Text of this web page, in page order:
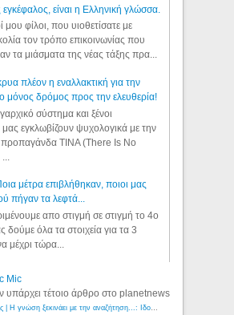
είναι η Ελληνική γλώσσα.
μου φίλοι, που υιοθετίσατε με
τον τρόπο επικοινωνίας που
τα μιάσματα της νέας τάξης πρα...
πλέον η εναλλακτική για την
μόνος δρόμος προς την ελευθερία!
σύστημα και ξένοι
εγκλωβίζουν ψυχολογικά με την
προπαγάνδα TINA (There Is No
μέτρα επιβλήθηκαν, ποιοι μας
πήγαν τα λεφτά...
απο στιγμή σε στιγμή το 4ο
δούμε όλα τα στοιχεία για τα 3
μέχρι τώρα...
Mic
υπάρχει τέτοιο άρθρο στο planetnews
Λόγιος Ερμής | Η γνώση ξεκινάει με την αναζήτηση...: Ιδού οι 18 που χρωστούν 11 δις ευρώ!